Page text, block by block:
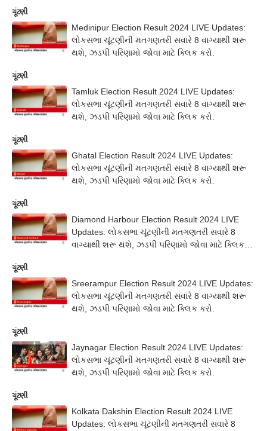
ચૂંટણી
Medinipur Election Result 2024 LIVE Updates:
લોકસભા ચૂંટણીની મતગણતરી સવારે 8 વાગ્યાથી શરૂ
થશે, ઝડપી પરિણામો જોવા માટે ક્લિક કરો.
ચૂંટણી
Tamluk Election Result 2024 LIVE Updates:
લોકસભા ચૂંટણીની મતગણતરી સવારે 8 વાગ્યાથી શરૂ
થશે, ઝડપી પરિણામો જોવા માટે ક્લિક કરો.
ચૂંટણી
Ghatal Election Result 2024 LIVE Updates:
લોકસભા ચૂંટણીની મતગણતરી સવારે 8 વાગ્યાથી શરૂ
થશે, ઝડપી પરિણામો જોવા માટે ક્લિક કરો.
ચૂંટણી
Diamond Harbour Election Result 2024 LIVE
Updates: લોકસભા ચૂંટણીની મતગણતરી સવારે 8
વાગ્યાથી શરૂ થશે, ઝડપી પરિણામો જોવા માટે ક્લિક
ચૂંટણી
Sreerampur Election Result 2024 LIVE Updates:
લોકસભા ચૂંટણીની મતગણતરી સવારે 8 વાગ્યાથી શરૂ
થશે, ઝડપી પરિણામો જોવા માટે ક્લિક કરો.
ચૂંટણી
Jaynagar Election Result 2024 LIVE Updates:
લોકસભા ચૂંટણીની મતગણતરી સવારે 8 વાગ્યાથી શરૂ
થશે, ઝડપી પરિણામો જોવા માટે ક્લિક કરો.
ચૂંટણી
Kolkata Dakshin Election Result 2024 LIVE
Updates: લોકસભા ચૂંટણીની મતગણતરી સવારે 8